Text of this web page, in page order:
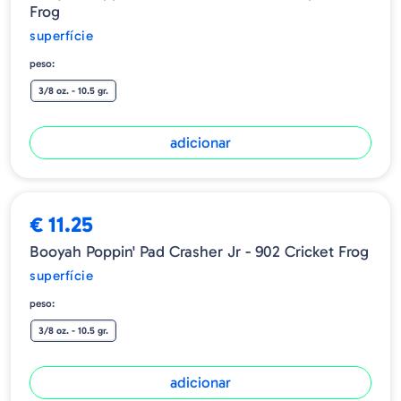
Frog
superfície
peso:
3/8 oz. - 10.5 gr.
adicionar
€ 11.25
Booyah Poppin' Pad Crasher Jr - 902 Cricket Frog
superfície
peso:
3/8 oz. - 10.5 gr.
adicionar